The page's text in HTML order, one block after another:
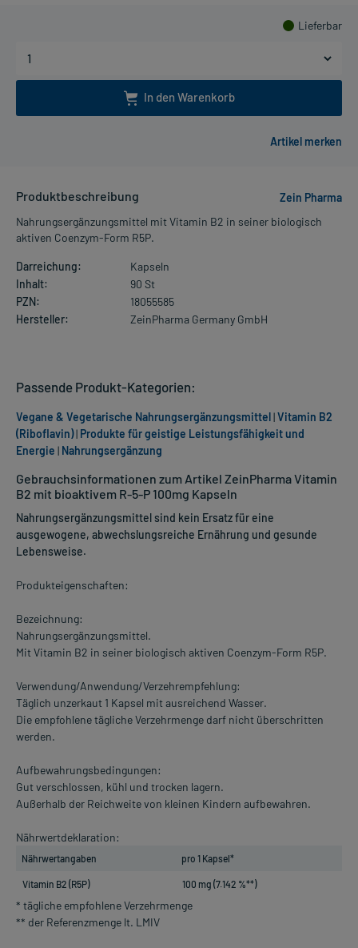
Lieferbar
In den Warenkorb
Produktbeschreibung
Zein Pharma
Nahrungsergänzungsmittel mit Vitamin B2 in seiner biologisch
aktiven Coenzym-Form R5P.
Darreichung:
Kapseln
Inhalt:
90 St
PZN:
18055585
Hersteller:
ZeinPharma Germany GmbH
Gebrauchsinformationen zum Artikel ZeinPharma Vitamin
B2 mit bioaktivem R-5-P 100mg Kapseln
Nahrungsergänzungsmittel sind kein Ersatz für eine
ausgewogene, abwechslungsreiche Ernährung und gesunde
Lebensweise.
Produkteigenschaften:
Bezeichnung:
Nahrungsergänzungsmittel.
Mit Vitamin B2 in seiner biologisch aktiven Coenzym-Form R5P.
Verwendung/Anwendung/Verzehrempfehlung:
Täglich unzerkaut 1 Kapsel mit ausreichend Wasser.
Die empfohlene tägliche Verzehrmenge darf nicht überschritten
werden.
Aufbewahrungsbedingungen:
Gut verschlossen, kühl und trocken lagern.
Außerhalb der Reichweite von kleinen Kindern aufbewahren.
Nährwertdeklaration:
Nährwertangaben pro 1 Kapsel*
Vitamin B2 (R5P) 100 mg (7.142 %**)
* tägliche empfohlene Verzehrmenge
** der Referenzmenge lt. LMIV
Passende Produkt-Kategorien:
Vegane & Vegetarische Nahrungsergänzungsmittel|Vitamin B2
(Riboflavin)| Produkte für geistige Leistungsfähigkeit und
Energie | Nahrungsergänzung